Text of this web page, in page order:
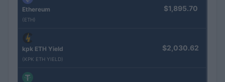
Ethereum
(ETH)
$1,895.70
kpk ETH Yield
(KPK ETH YIELD)
$2,030.62